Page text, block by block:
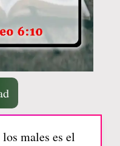
males es el